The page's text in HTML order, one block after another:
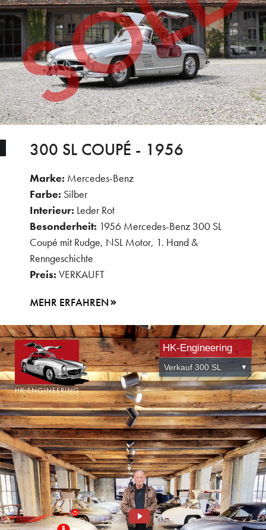
300 SL COUPÉ - 1956
Marke: Mercedes-Benz
Farbe: Silber
Interieur: Leder Rot
Besonderheit: 1956 Mercedes-Benz 300 SL
Coupé mit Rudge, NSL Motor, 1. Hand &
Renngeschichte
Preis: VERKAUFT
MEHR ERFAHREN